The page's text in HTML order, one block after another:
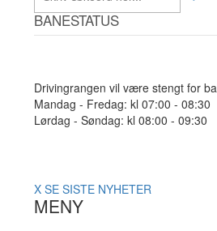
BANESTATUS
Drivingrangen vil være stengt for
Mandag - Fredag: kl 07:00 - 08:30
Lørdag - Søndag: kl 08:00 - 09:30
X SE SISTE NYHETER
MENY